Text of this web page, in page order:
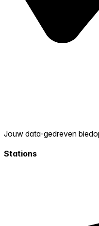
Jouw data-gedreven
Stations